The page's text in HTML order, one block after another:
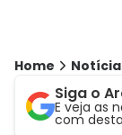
Home
Siga o
E veja as
com